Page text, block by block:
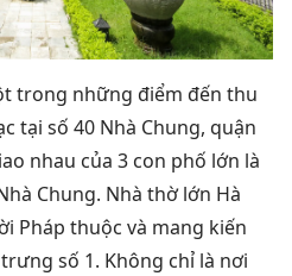
trong những điểm đến thu
tại số 40 Nhà Chung, quận
nhau của 3 con phố lớn là
Chung. Nhà thờ lớn Hà
Pháp thuộc và mang kiến
số 1. Không chỉ là nơi